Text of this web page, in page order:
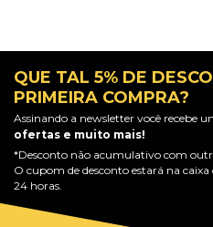
QUE TAL 5% DE
PRIMEIRA COMPRA?
Assinando a newsletter você recebe
ofertas e muito mais!
*Desconto não acumulativo com
O cupom de desconto estará na
24 horas.